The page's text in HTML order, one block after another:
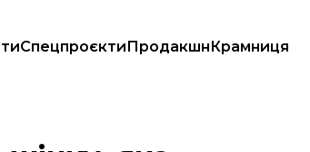
СпецпроєктиПродакшнКрамниця
19. Їй загрожує до 6 років ув’язнення